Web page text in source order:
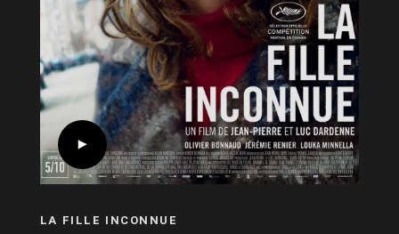
LA FILLE INCONNUE